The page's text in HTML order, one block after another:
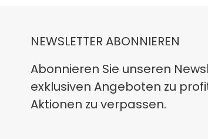
NEWSLETTER ABONNIEREN
Abonnieren Sie unseren
exklusiven Angeboten zu
Aktionen zu verpassen.